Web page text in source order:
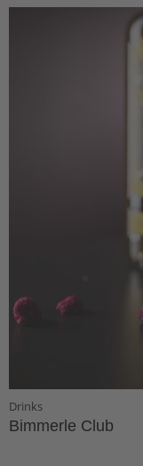
Drinks
Bimmerle Club